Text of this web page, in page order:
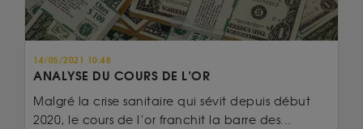
14/05/2021 10:48
ANALYSE DU COURS DE L’OR
Malgré la crise sanitaire qui sévit depuis début
2020, le cours de l’or franchit la barre des...